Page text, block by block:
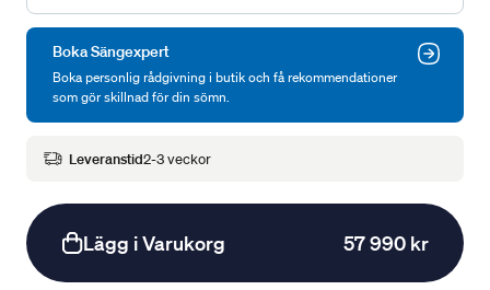
Boka Sängexpert
Boka personlig rådgivning i butik och få rekommendationer
som gör skillnad för din sömn.
Leveranstid2-3 veckor
Lägg i Varukorg 57 990 kr